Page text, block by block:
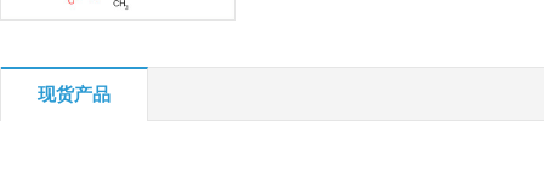
现货产品